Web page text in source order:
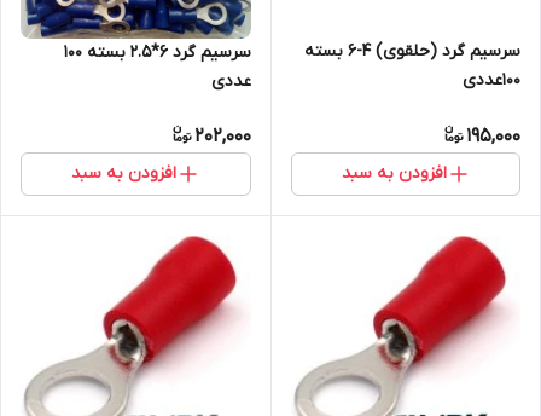
سرسیم گرد (حلقوی) 4-6 بسته
100عددی
195,000
افزودن به سبد
سرسیم گرد 6*2.5 بسته 100
عددی
202,000
افزودن به سبد